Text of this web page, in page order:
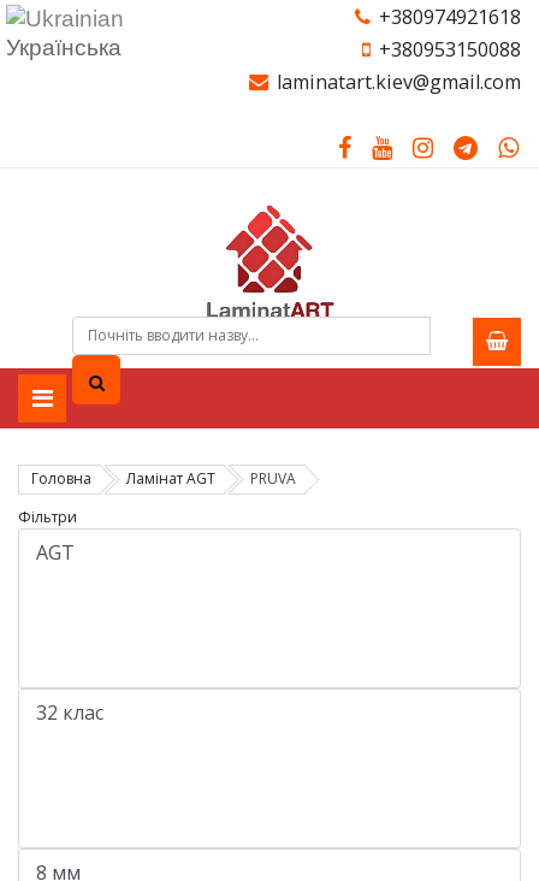
Українська
+380974921618
+380953150088
laminatart.kiev@gmail.com
Головна Ламiнат AGT
PRUVA
Фільтри